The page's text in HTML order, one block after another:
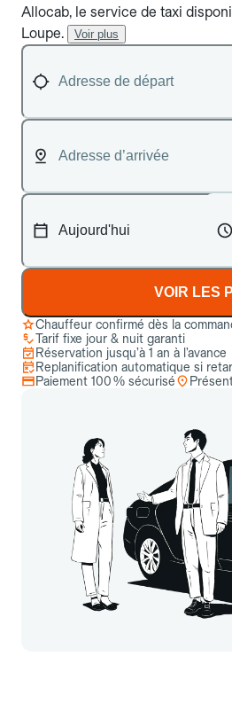
Allocab, le service de taxi
Loupe.
Voir plus
VOIR LES
Chauffeur confirmé dès la
Tarif fixe jour & nuit garanti
Réservation jusqu’à 1 an à l’avance
Replanification automatique si
Paiement 100 % sécurisé